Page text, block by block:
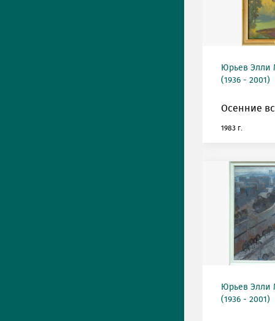
Юрьев Элли
(1936 - 2001)
Осенние
1983 г.
Юрьев Элли
(1936 - 2001)